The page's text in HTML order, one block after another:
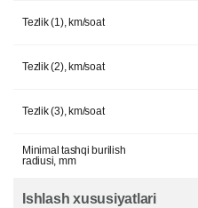
Tezlik (1), km/soat
Tezlik (2), km/soat
Tezlik (3), km/soat
Minimal tashqi burilish
radiusi, mm
Ishlash xususiyatlari